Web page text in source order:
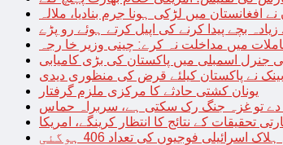
نے افغانستان میں لڑکی ہونا جرم بنادیا، ملالہ
بچے پیدا کرنے کی اپیل کرتے ہوئے رو پڑے
میں مداخلت نہ کرے: چینی وزیر خا رجہ
جنرل اسمبلی میں پاکستان کی بڑی کامیابی
بینک نے پاکستان کیلئے قرض کی منظوری دیدی
یونان کشتی حادثے کا مرکزی ملزم گرفتار
دے تو غزہ جنگ رک سکتی ہے، سربراہ حماس
تحقیقات کے نتائج کا انتظار کرینگے، امریکا
اسرائیلی فوجیوں کی تعداد 406 ہوگئی